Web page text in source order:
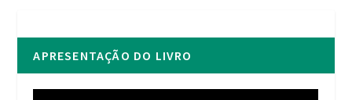
APRESENTAÇÃO DO LIVRO